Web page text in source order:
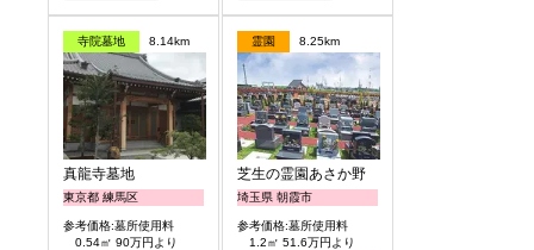
寺院墓地 8.14km
真龍寺墓地
東京都 練馬区
参考価格:墓所使用料
0.54㎡ 90万円より
霊園 8.25km
芝生の霊園あさか野
埼玉県 朝霞市
参考価格:墓所使用料
1.2㎡ 51.6万円より